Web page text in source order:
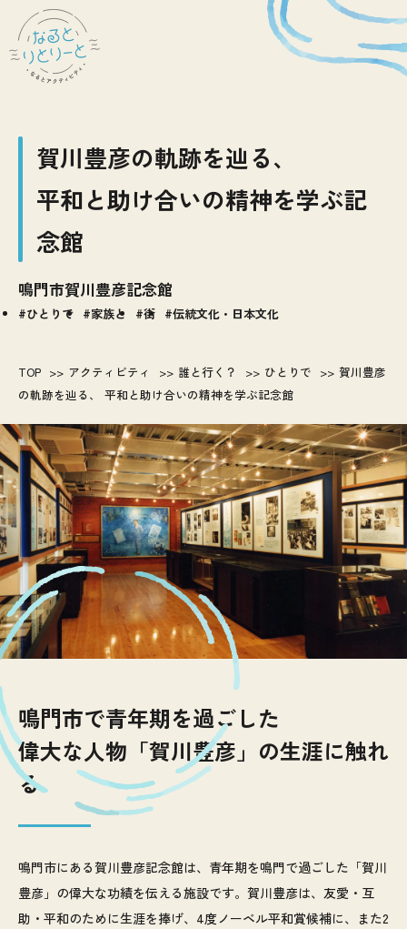
賀川豊彦の軌跡を辿る、
平和と助け合いの精神を学ぶ記
念館
鳴門市賀川豊彦記念館
ひとりで 家族と 街 伝統文化・日本文化
TOP アクティビティ 誰と行く？ ひとりで
賀川豊彦
の軌跡を辿る、 平和と助け合いの精神を学ぶ記念館
鳴門市で青年期を過ごした
偉大な人物「賀川豊彦」の生涯に触れ
る
鳴門市にある賀川豊彦記念館は、青年期を鳴門で過ごした「賀川
豊彦」の偉大な功績を伝える施設です。賀川豊彦は、友愛・互
助・平和のために生涯を捧げ、4度ノーベル平和賞候補に、また2